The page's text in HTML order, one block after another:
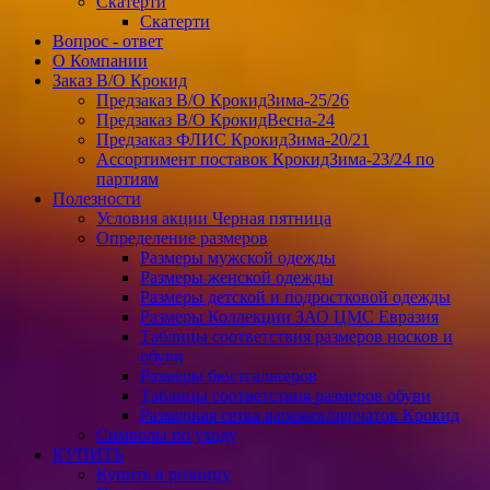
Скатерти
Вопрос - ответ
О Компании
Заказ В/О Крокид
Предзаказ В/О КрокидЗима-25/26
Предзаказ В/О КрокидВесна-24
Предзаказ ФЛИС КрокидЗима-20/21
Ассортимент поставок КрокидЗима-23/24 по
партиям
Полезности
Условия акции Черная пятница
Определение размеров
Размеры мужской одежды
Размеры женской одежды
Размеры детской и подростковой одежды
Размеры Коллекции ЗАО ЦМС Евразия
Таблицы соответствия размеров носков и
обуви
Размеры бюстгальтеров
Таблицы соответствия размеров обуви
Размерная сетка варежек/перчаток Крокид
Символы по уходу
КУПИТЬ
Купить в розницу